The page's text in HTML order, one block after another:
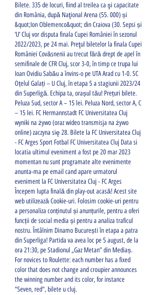
Bilete. 335 de locuri, fiind al treilea ca şi capacitate
din România, după Naţional Arena (55. 000) și
&quot;Ion Oblemenco&quot; din Craiova (30. Sepsi și
‘U’ Cluj vor disputa finala Cupei României în sezonul
2022/2023, pe 24 mai. Preţul biletelor la finala Cupei
României Covăsnenii au trecut fără drept de apel în
semifinale de CFR Cluj, scor 3-0, în timp ce trupa lui
Ioan Ovidiu Sabău a învins-o pe UTA Arad cu 1-0. SC
Oțelul Galați – U Cluj, în etapa 5 a stagiunii 2023/24
din Superligă. Echipa ta, orașul tău! Prețuri bilete.
Peluza Sud, sector A – 15 lei. Peluza Nord, sector A, C
– 15 lei. FC Hermannstadt FC Universitatea Cluj
wyniki na żywo (oraz wideo transmisja na żywo
online) zaczyna się 28. Bilete la FC Universitatea Cluj
- FC Arges Sport Fotbal FC Universitatea Cluj Data si
locatia ultimul eveniment a fost pe 20 mar 2023
momentan nu sunt programate alte evenimente
anunta-ma pe email cand apare urmatorul
eveniment la FC Universitatea Cluj - FC Arges
Începem lupta finală din play-out acasă! Acest site
web utilizează Cookie-uri. Folosim cookie-uri pentru
a personaliza conținutul și anunțurile, pentru a oferi
funcții de social media și pentru a analiza traficul
nostru. Întâlnim Dinamo București în etapa a patra
din Superliga! Partida va avea loc pe 5 august, de la
ora 21:30, pe Stadionul „Gaz Metan” din Mediaș.
For novices to Roulette: each number has a fixed
color that does not change and croupier announces
the winning number and its color, for instance
"Seven, red", bilete u cluj.